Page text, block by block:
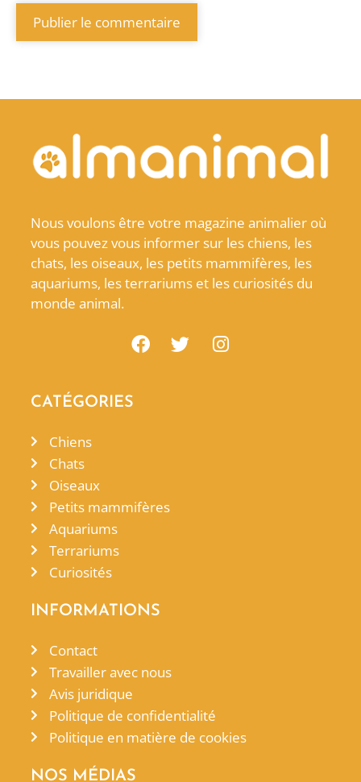
Nous voulons être votre magazine animalier où
vous pouvez vous informer sur les chiens, les
chats, les oiseaux, les petits mammifères, les
aquariums, les terrariums et les curiosités du
monde animal.
CATÉGORIES
Chiens
Chats
Oiseaux
Petits mammifères
Aquariums
Terrariums
Curiosités
INFORMATIONS
Contact
Travailler avec nous
Avis juridique
Politique de confidentialité
Politique en matière de cookies
NOS MÉDIAS